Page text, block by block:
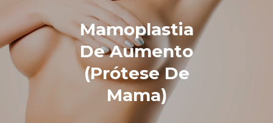
DR. JOSÉ RENATO LEITE
PROCEDIMENTOS
Mamoplastia
De Aumento
(Prótese De
Mama)